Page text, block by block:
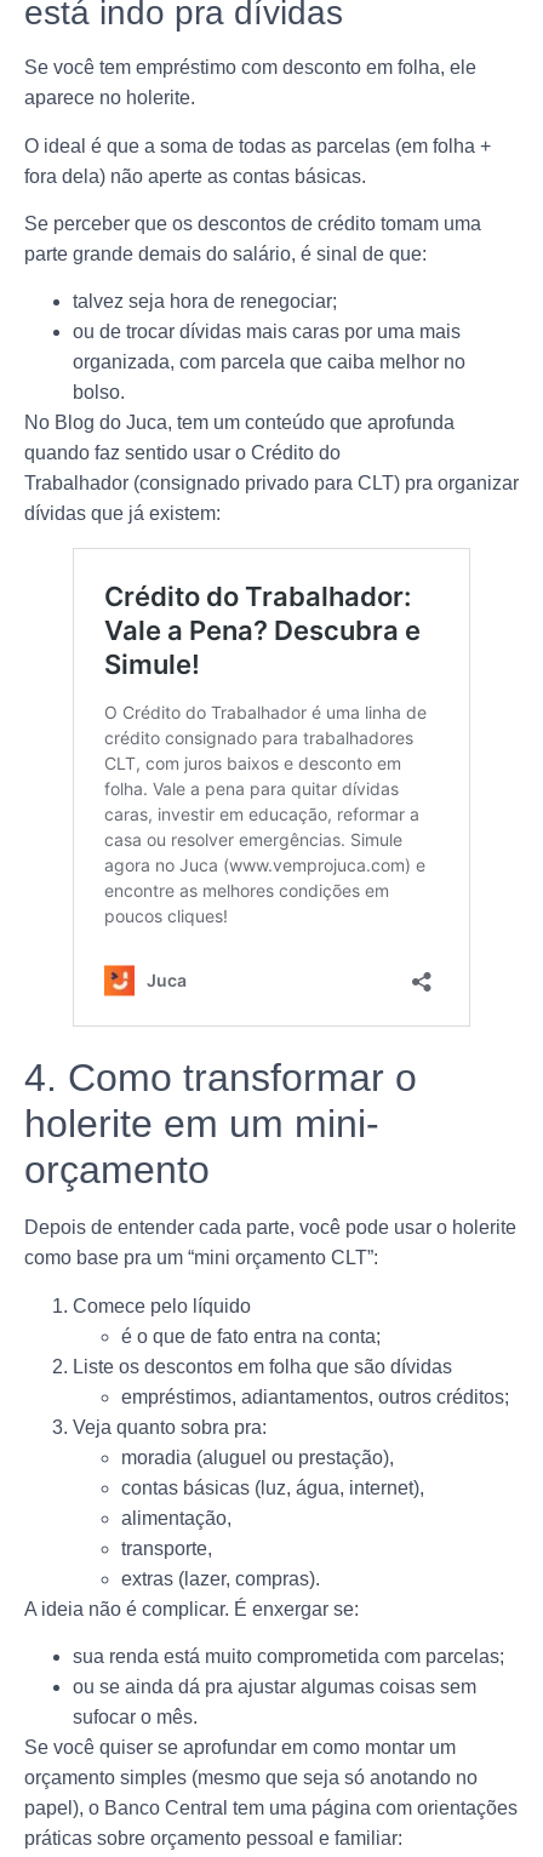
está indo pra dívidas
Se você tem empréstimo com desconto em folha, ele
aparece no holerite.
O ideal é que a soma de todas as parcelas (em folha +
fora dela) não aperte as contas básicas.
Se perceber que os descontos de crédito tomam uma
parte grande demais do salário, é sinal de que:
talvez seja hora de renegociar;
ou de trocar dívidas mais caras por uma mais
organizada, com parcela que caiba melhor no
bolso.
No Blog do Juca, tem um conteúdo que aprofunda
quando faz sentido usar o Crédito do
Trabalhador (consignado privado para CLT) pra organizar
dívidas que já existem:
4. Como transformar o
holerite em um mini-
orçamento
Depois de entender cada parte, você pode usar o holerite
como base pra um “mini orçamento CLT”:
Comece pelo líquido
é o que de fato entra na conta;
Liste os descontos em folha que são dívidas
empréstimos, adiantamentos, outros créditos;
Veja quanto sobra pra:
moradia (aluguel ou prestação),
contas básicas (luz, água, internet),
alimentação,
transporte,
extras (lazer, compras).
A ideia não é complicar. É enxergar se:
sua renda está muito comprometida com parcelas;
ou se ainda dá pra ajustar algumas coisas sem
sufocar o mês.
Se você quiser se aprofundar em como montar um
orçamento simples (mesmo que seja só anotando no
papel), o Banco Central tem uma página com orientações
práticas sobre orçamento pessoal e familiar: